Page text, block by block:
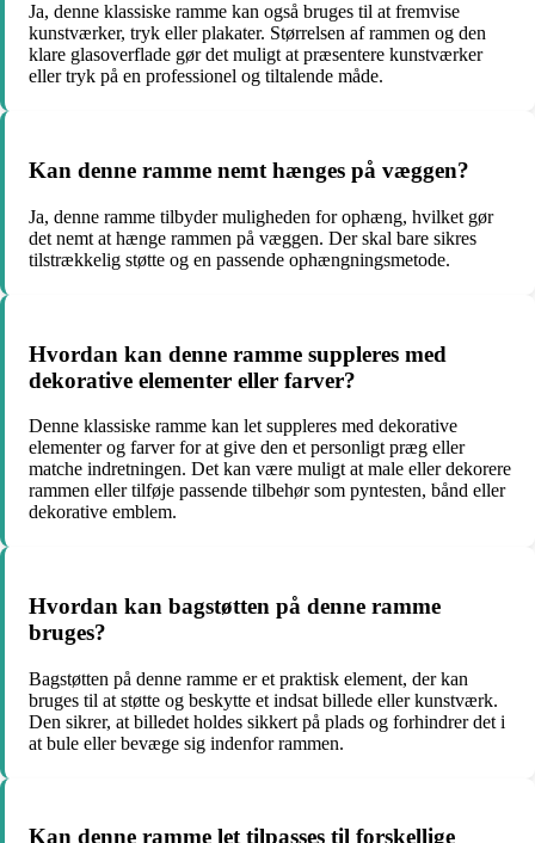
Ja, denne klassiske ramme kan også bruges til at fremvise
kunstværker, tryk eller plakater. Størrelsen af rammen og den
klare glasoverflade gør det muligt at præsentere kunstværker
eller tryk på en professionel og tiltalende måde.
Kan denne ramme nemt hænges på væggen?
Ja, denne ramme tilbyder muligheden for ophæng, hvilket gør
det nemt at hænge rammen på væggen. Der skal bare sikres
tilstrækkelig støtte og en passende ophængningsmetode.
Hvordan kan denne ramme suppleres med
dekorative elementer eller farver?
Denne klassiske ramme kan let suppleres med dekorative
elementer og farver for at give den et personligt præg eller
matche indretningen. Det kan være muligt at male eller dekorere
rammen eller tilføje passende tilbehør som pyntesten, bånd eller
dekorative emblem.
Hvordan kan bagstøtten på denne ramme
bruges?
Bagstøtten på denne ramme er et praktisk element, der kan
bruges til at støtte og beskytte et indsat billede eller kunstværk.
Den sikrer, at billedet holdes sikkert på plads og forhindrer det i
at bule eller bevæge sig indenfor rammen.
Kan denne ramme let tilpasses til forskellige